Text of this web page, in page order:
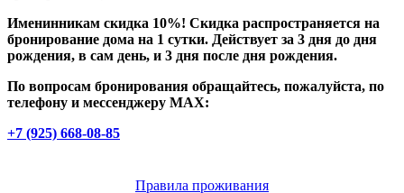
Именинникам скидка 10%! Скидка распространяется на
бронирование дома на 1 сутки. Действует за 3 дня до дня
рождения, в сам день, и 3 дня после дня рождения.
По вопросам бронирования обращайтесь, пожалуйста, по
телефону и мессенджеру MAX:
+7 (925) 668-08-85
Правила проживания